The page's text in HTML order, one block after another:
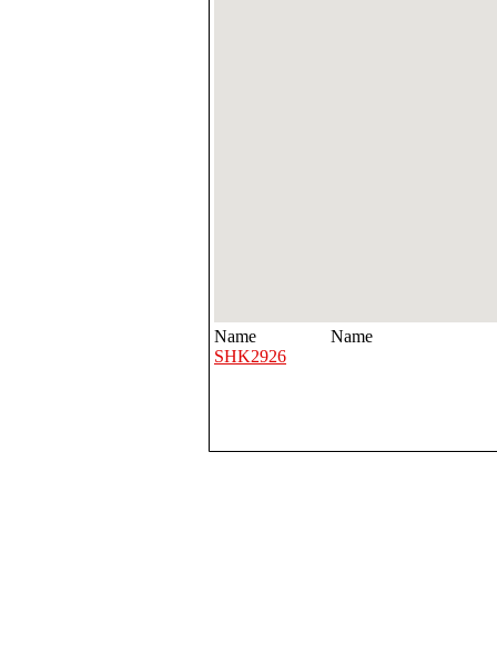
Name
Name
SHK2926